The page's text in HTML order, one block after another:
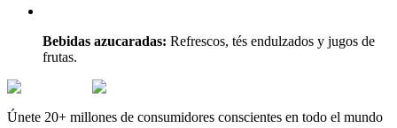
Bebidas azucaradas: Refrescos, tés endulzados y jugos de
frutas.
Únete 20+ millones de consumidores conscientes en todo el mundo